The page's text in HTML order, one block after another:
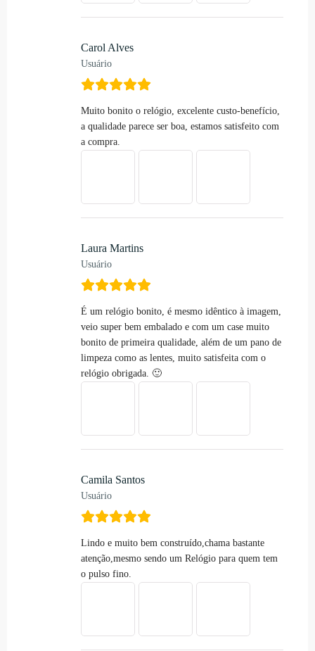
Carol Alves
Usuário
Muito bonito o relógio, excelente custo-benefício,
a qualidade parece ser boa, estamos satisfeito com
a compra.
Laura Martins
Usuário
É um relógio bonito, é mesmo idêntico à imagem,
veio super bem embalado e com um case muito
bonito de primeira qualidade, além de um pano de
limpeza como as lentes, muito satisfeita com o
relógio obrigada. 🙂
Camila Santos
Usuário
Lindo e muito bem construído,chama bastante
atenção,mesmo sendo um Relógio para quem tem
o pulso fino.